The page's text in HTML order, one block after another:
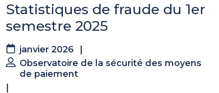
Statistiques de fraude du 1er
semestre 2025
janvier 2026
Observatoire de la sécurité des moyens
de paiement